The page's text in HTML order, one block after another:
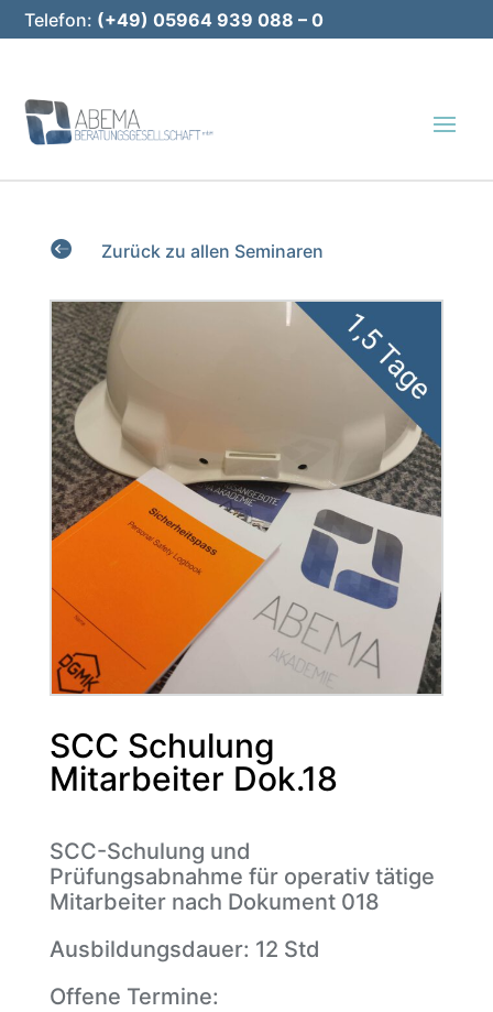
Telefon: (+49) 05964 939 088 – 0
 Zurück zu allen Seminaren
SCC Schulung
Mitarbeiter Dok.18
SCC-Schulung und
Prüfungsabnahme für operativ tätige
Mitarbeiter nach Dokument 018
Ausbildungsdauer: 12 Std
Offene Termine: